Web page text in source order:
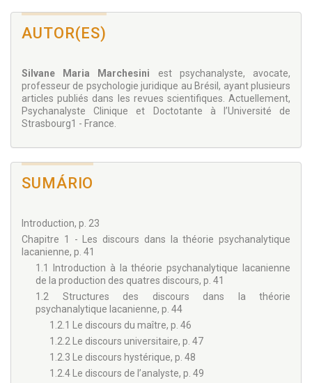
développement de nouveaux critères de son identification.
Une production scientifique jus-psychanalytique qui établit
une affiliation de l'organisation juridique au complexe
ouvrent le chemin à la raison de l´Autre, comme étant
(extérieur/intérieure) extérieure à la raison universelle.
AUTOR(ES)
Silvane Maria Marchesini est psychanalyste, avocate,
professeur de psychologie juridique au Brésil, ayant plusieurs
articles publiés dans les revues scientifiques. Actuellement,
Psychanalyste Clinique et Doctotante à l’Université de
Strasbourg1 - France.
SUMÁRIO
Introduction, p. 23
Chapitre 1 - Les discours dans la théorie psychanalytique
lacanienne, p. 41
1.1 Introduction à la théorie psychanalytique lacanienne
de la production des quatres discours, p. 41
1.2 Structures des discours dans la théorie
psychanalytique lacanienne, p. 44
1.2.1 Le discours du maître, p. 46
1.2.2 Le discours universitaire, p. 47
1.2.3 Le discours hystérique, p. 48
1.2.4 Le discours de l’analyste, p. 49